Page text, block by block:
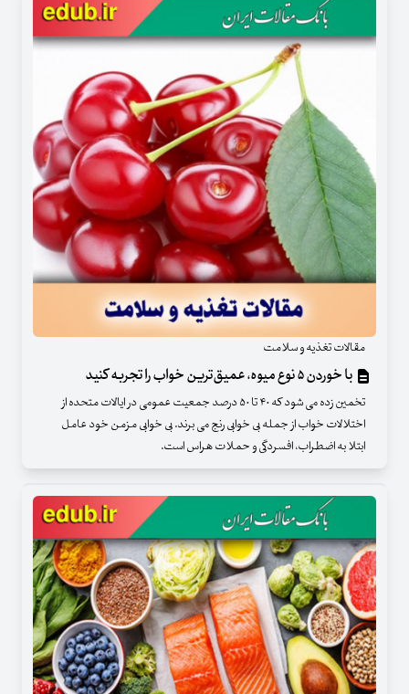
مقالات تغذیه و سلامت
با خوردن ۵ نوع میوه، عمیق‌ترین خواب را تجربه کنید
تخمین زده می شود که ۴۰ تا ۵۰ درصد جمعیت عمومی در ایالات متحده از
اختلالات خواب از جمله بی خوابی رنج می برند. بی خوابی مزمن خود عامل
ابتلا به اضطراب، افسردگی و حملات هراس است.